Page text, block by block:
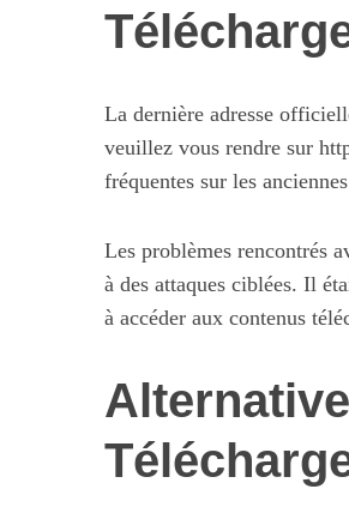
La dernière adresse
veuillez vous rendre sur
fréquentes sur les
Les problèmes rencontrés
à des attaques ciblées. Il
à accéder aux contenus